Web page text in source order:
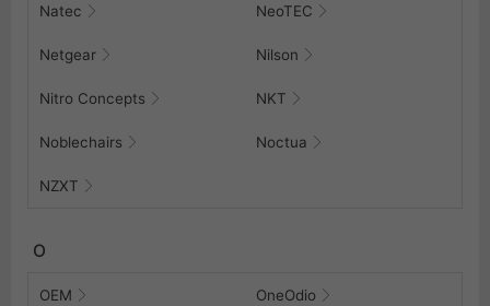
Natec NeoTEC
Netgear Nilson
Nitro Concepts NKT
Noblechairs Noctua
NZXT
O
OEM OneOdio